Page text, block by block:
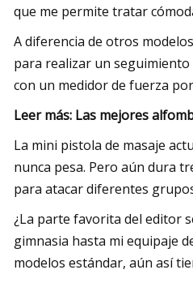
que me permite tratar
A diferencia de otros
para realizar un
con un medidor de fuerza por
Leer más: Las mejores
La mini pistola de masaje
nunca pesa. Pero aún dura
para atacar diferentes
¿La parte favorita del editor
gimnasia hasta mi equipaje
modelos estándar, aún así